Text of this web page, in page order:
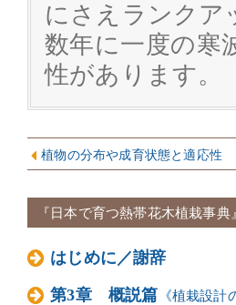
にさえランクア
数年に一度の寒
性があります。
植物の分布や成育状態と適応性
『日本で育つ熱帯花木植栽事典』
はじめに／謝辞
第3章 概説篇 《植栽設計